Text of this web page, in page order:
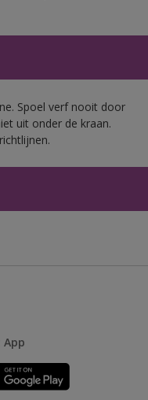
Spoel verf nooit door
uit onder de kraan.
App